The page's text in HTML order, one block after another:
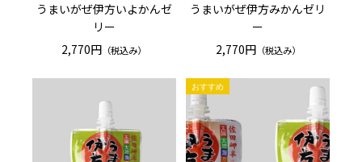
うまいがぜ伊方いよかんゼ
リー
2,770円 （税込み）
うまいがぜ伊方みかんゼリ
ー
2,770円 （税込み）